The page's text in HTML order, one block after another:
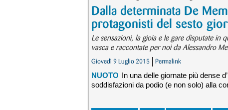
Dalla determinata De
protagonisti del sesto
Le sensazioni, la gioia e le gare disputate in
vasca e raccontate per noi da Alessandro
Giovedì 9 Luglio 2015 Permalink
NUOTO In una delle giornate più dense
soddisfazioni da podio (e non solo) alla